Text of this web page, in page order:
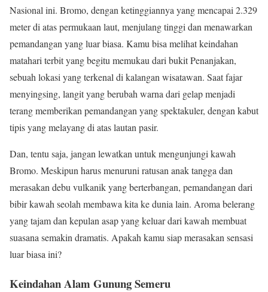
Nasional ini. Bromo, dengan ketinggiannya yang mencapai 2.329
meter di atas permukaan laut, menjulang tinggi dan menawarkan
pemandangan yang luar biasa. Kamu bisa melihat keindahan
matahari terbit yang begitu memukau dari bukit Penanjakan,
sebuah lokasi yang terkenal di kalangan wisatawan. Saat fajar
menyingsing, langit yang berubah warna dari gelap menjadi
terang memberikan pemandangan yang spektakuler, dengan kabut
tipis yang melayang di atas lautan pasir.
Dan, tentu saja, jangan lewatkan untuk mengunjungi kawah
Bromo. Meskipun harus menuruni ratusan anak tangga dan
merasakan debu vulkanik yang berterbangan, pemandangan dari
bibir kawah seolah membawa kita ke dunia lain. Aroma belerang
yang tajam dan kepulan asap yang keluar dari kawah membuat
suasana semakin dramatis. Apakah kamu siap merasakan sensasi
luar biasa ini?
Keindahan Alam Gunung Semeru